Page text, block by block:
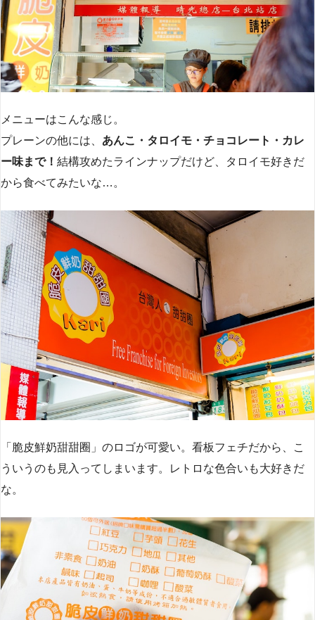
メニューはこんな感じ。
プレーンの他には、 あんこ・タロイモ・チョコレート・カレ
ー味まで！ 結構攻めたラインナップだけど、タロイモ好きだ
から食べてみたいな…。
「脆皮鮮奶甜甜圈」のロゴが可愛い。看板フェチだから、こ
ういうのも見入ってしまいます。レトロな色合いも大好きだ
な。